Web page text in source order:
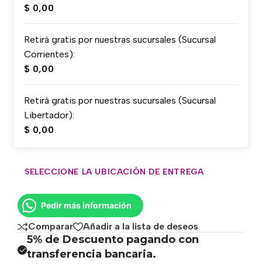
$ 0,00
Retirá gratis por nuestras sucursales (Sucursal
Corrientes):
$ 0,00
Retirá gratis por nuestras sucursales (Sucursal
Libertador):
$ 0,00
SELECCIONE LA UBICACIÓN DE ENTREGA
Pedir más información
Comparar Añadir a la lista de deseos
5% de Descuento pagando con
transferencia bancaria.